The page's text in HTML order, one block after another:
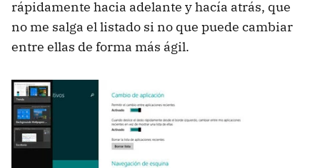
rápidamente hacia adelante y hacía atrás, que
no me salga el listado si no que puede cambiar
entre ellas de forma más ágil.